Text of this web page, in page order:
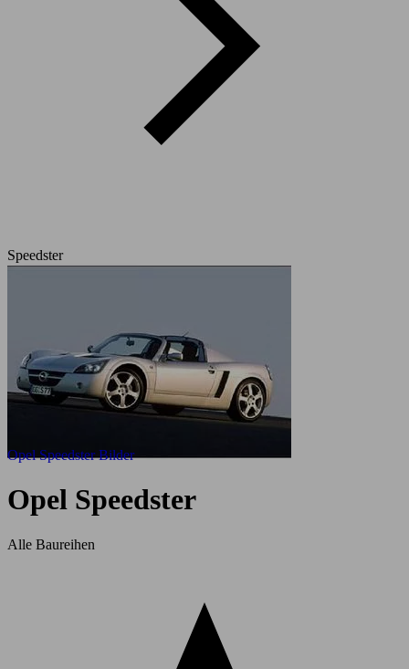
Speedster
Opel Speedster Bilder
Opel Speedster
Alle Baureihen